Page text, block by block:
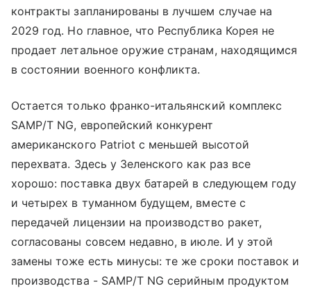
контракты запланированы в лучшем случае на
2029 год. Но главное, что Республика Корея не
продает летальное оружие странам, находящимся
в состоянии военного конфликта.
Остается только франко-итальянский комплекс
SAMP/T NG, европейский конкурент
американского Patriot с меньшей высотой
перехвата. Здесь у Зеленского как раз все
хорошо: поставка двух батарей в следующем году
и четырех в туманном будущем, вместе с
передачей лицензии на производство ракет,
согласованы совсем недавно, в июле. И у этой
замены тоже есть минусы: те же сроки поставок и
производства - SAMP/T NG серийным продуктом